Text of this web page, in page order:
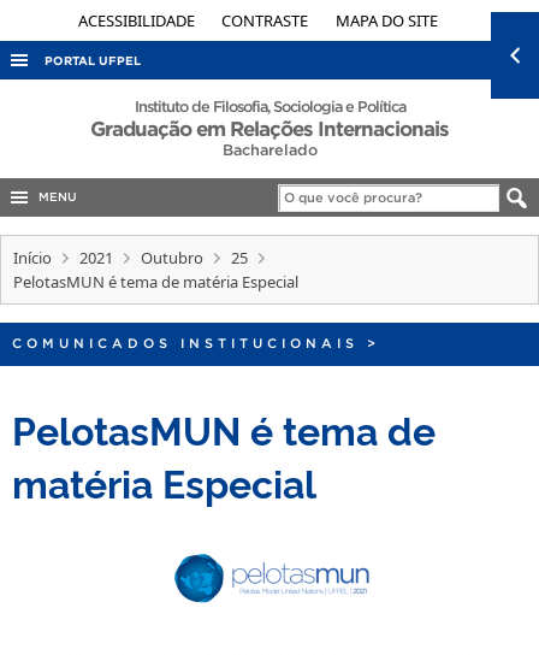
ACESSIBILIDADE CONTRASTE MAPA DO SITE
PORTAL UFPEL
ACESSO À INFORMAÇÃO
EDITAIS
INTERNACIONAL
OUVIDORIA
TELEFONES
Instituto de Filosofia, Sociologia e Política
Graduação em Relações Internacionais
Bacharelado
MENU
Início 2021 Outubro
25
PelotasMUN é tema de matéria Especial
COMUNICADOS INSTITUCIONAIS >
PelotasMUN é tema de
matéria Especial